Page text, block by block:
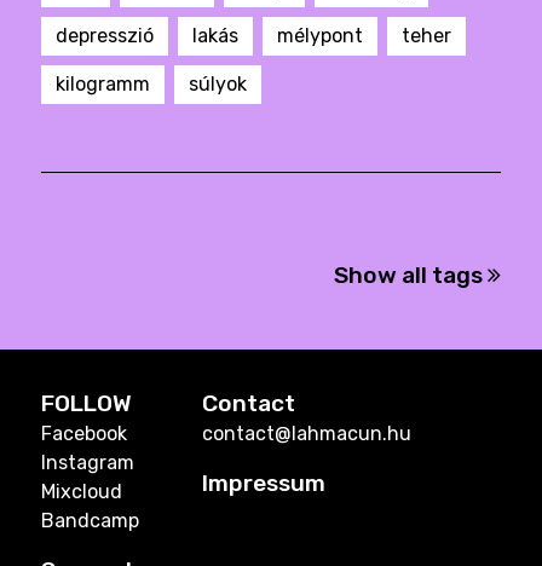
depresszió lakás mélypont teher
kilogramm súlyok
Show all tags
FOLLOW
Facebook
Instagram
Mixcloud
Bandcamp
Contact
contact@lahmacun.hu
Impressum